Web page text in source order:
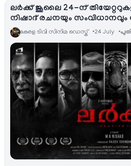
ലർക്ക് ജൂലൈ 24-ന്
നിഷാദ് രചനയും സംവിധാനവും
കേരള ടിവി സിനിമ ഡെസ്ക് 24 July